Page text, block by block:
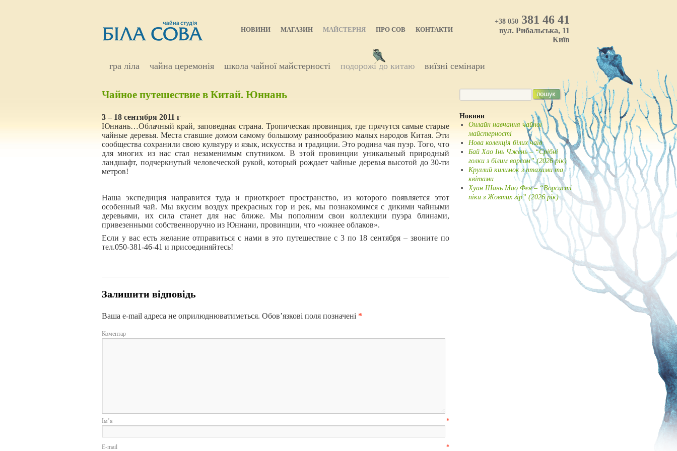
НОВИНИ МАГАЗИН МАЙСТЕРНЯ ПРО СОВ КОНТАКТИ
+38 050 381 46 41
вул. Рибальська, 11
Київ
гра ліла чайна церемонія школа чайної майстерності подорожі до китаю виїзні семінари
Чайное путешествие в Китай. Юннань
3 – 18 сентября 2011 г
Юннань…Облачный край, заповедная страна. Тропическая провинция, где прячутся самые старые
чайные деревья. Места ставшие домом самому большому разнообразию малых народов Китая. Эти
сообщества сохранили свою культуру и язык, искусства и традиции. Это родина чая пуэр. Того, что
для многих из нас стал незаменимым спутником. В этой провинции уникальный природный
ландшафт, подчеркнутый человеческой рукой, который рождает чайные деревья высотой до 30-ти
метров!
Наша экспедиция направится туда и приоткроет пространство, из которого появляется этот
особенный чай. Мы вкусим воздух прекрасных гор и рек, мы познакомимся с дикими чайными
деревьями, их сила станет для нас ближе. Мы пополним свои коллекции пуэра блинами,
привезенными собственноручно из Юннани, провинции, что «южнее облаков».
Если у вас есть желание отправиться с нами в это путешествие с 3 по 18 сентября – звоните по
тел.050-381-46-41 и присоединяйтесь!
Залишити відповідь
Ваша e-mail адреса не оприлюднюватиметься. Обов’язкові поля позначені *
Коментар
Ім’я *
E-mail *
Новини
Онлайн навчання чайної
майстерності
Нова колекція білих чаїв
Бай Хао Інь Чжень – “Срібні
голки з білим ворсом” (2026 рік)
Круглий килимок з птахами та
квітами
Хуан Шань Мао Фен – “Ворсисті
піки з Жовтих гір” (2026 рік)